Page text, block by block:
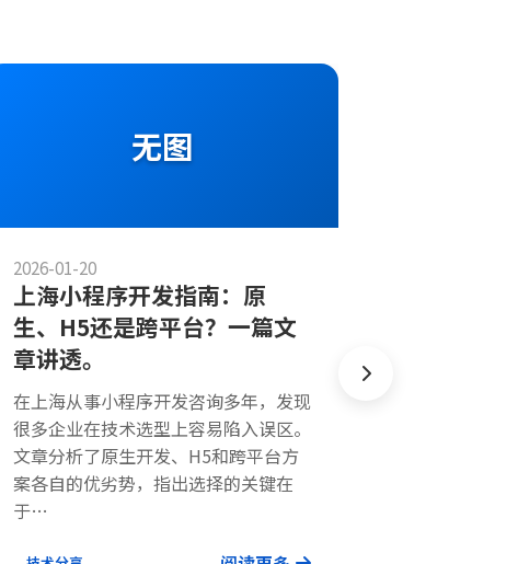
无图
2026-01-20
上海小程序开发指南：原
生、H5还是跨平台？一篇文
章讲透。
在上海从事小程序开发咨询多年，发现
很多企业在技术选型上容易陷入误区。
文章分析了原生开发、H5和跨平台方
案各自的优劣势，指出选择的关键在
于…